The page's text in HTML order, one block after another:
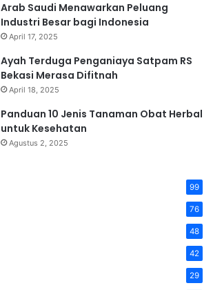
Arab Saudi Menawarkan Peluang
Industri Besar bagi Indonesia
April 17, 2025
Ayah Terduga Penganiaya Satpam RS
Bekasi Merasa Difitnah
April 18, 2025
Panduan 10 Jenis Tanaman Obat Herbal
untuk Kesehatan
Agustus 2, 2025
99
76
48
42
29